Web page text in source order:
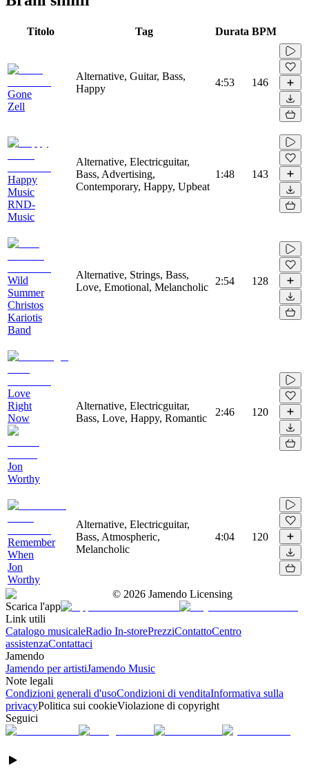
Titolo Tag Durata BPM
Gone
Zell
Alternative, Guitar, Bass,
Happy
4:53 146
Happy
Music
RND-
Music
Alternative, Electricguitar,
Bass, Advertising,
Contemporary, Happy, Upbeat
1:48 143
Wild
Summer
Christos
Kariotis
Band
Alternative, Strings, Bass,
Love, Emotional, Melancholic
2:54 128
Love
Right
Now
Jon
Worthy
Alternative, Electricguitar,
Bass, Love, Happy, Romantic
2:46 120
Remember
When
Jon
Worthy
Alternative, Electricguitar,
Bass, Atmospheric,
Melancholic
4:04 120
© 2026 Jamendo Licensing
Scarica l'app
Link utili
Catalogo musicaleRadio In-storePrezziContattoCentro
assistenzaContattaci
Jamendo
Jamendo per artistiJamendo Music
Note legali
Condizioni generali d'usoCondizioni di venditaInformativa sulla
privacyPolitica sui cookieViolazione di copyright
Seguici